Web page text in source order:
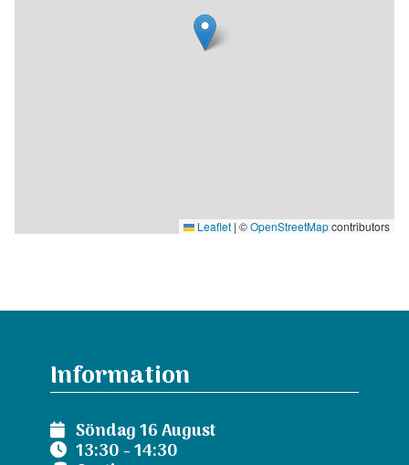
Leaflet | ©OpenStreetMapcontributors
Information
Söndag 16 August
13:30 - 14:30